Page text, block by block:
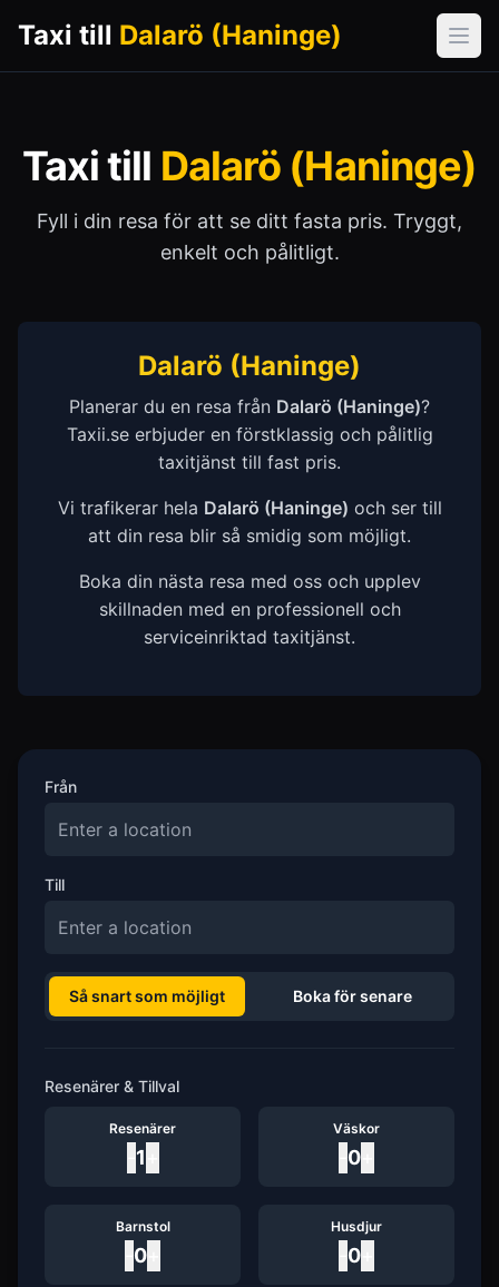
Taxi till Dalarö (Haninge)
Taxi till Dalarö (Haninge)
Fyll i din resa för att se ditt fasta pris. Tryggt,
enkelt och pålitligt.
Dalarö (Haninge)
Planerar du en resa från Dalarö (Haninge)?
Taxii.se erbjuder en förstklassig och pålitlig
taxitjänst till fast pris.
Vi trafikerar hela Dalarö (Haninge) och ser till
att din resa blir så smidig som möjligt.
Boka din nästa resa med oss och upplev
skillnaden med en professionell och
serviceinriktad taxitjänst.
Från
Till
Så snart som möjligt Boka för senare
Resenärer & Tillval
Resenärer
1
Väskor
0
Barnstol
0
Husdjur
0